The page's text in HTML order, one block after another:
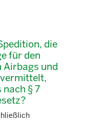
die
für den
Airbags und
§ 7